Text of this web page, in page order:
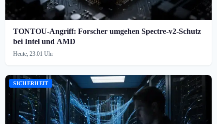
TONTOU-Angriff: Forscher umgehen Spectre-v2-Schutz
bei Intel und AMD
Heute, 23:01 Uhr
SICHERHEIT